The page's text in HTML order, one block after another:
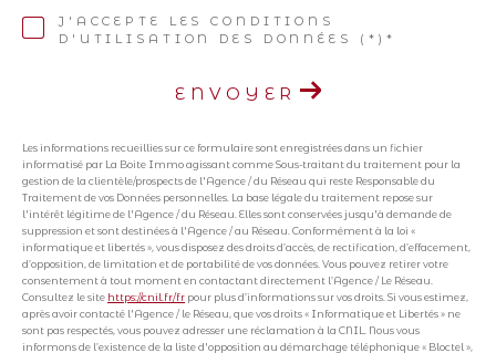
J'ACCEPTE LES CONDITIONS
D'UTILISATION DES DONNÉES (*)*
ENVOYER
Les informations recueillies sur ce formulaire sont enregistrées dans un fichier
informatisé par La Boite Immo agissant comme Sous-traitant du traitement pour la
gestion de la clientèle/prospects de l'Agence / du Réseau qui reste Responsable du
Traitement de vos Données personnelles. La base légale du traitement repose sur
l'intérêt légitime de l'Agence / du Réseau. Elles sont conservées jusqu'à demande de
suppression et sont destinées à l'Agence / au Réseau. Conformément à la loi «
informatique et libertés », vous disposez des droits d’accès, de rectification, d’effacement,
d’opposition, de limitation et de portabilité de vos données. Vous pouvez retirer votre
consentement à tout moment en contactant directement l’Agence / Le Réseau.
Consultez le site https://cnil.fr/fr pour plus d’informations sur vos droits. Si vous estimez,
après avoir contacté l'Agence / le Réseau, que vos droits « Informatique et Libertés » ne
sont pas respectés, vous pouvez adresser une réclamation à la CNIL. Nous vous
informons de l’existence de la liste d'opposition au démarchage téléphonique « Bloctel »,